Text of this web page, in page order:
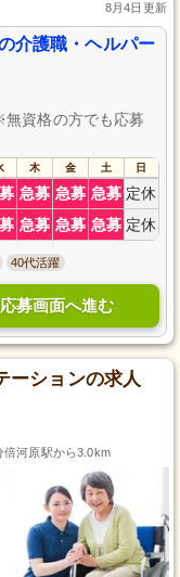
8月4日更新
介護職・ヘルパー
資格の方でも応募
木 金 土 日
急募 急募 急募 定休
急募 急募 急募 定休
40代活躍
応募画面へ進む
ーションの求人
倍河原駅から3.0km